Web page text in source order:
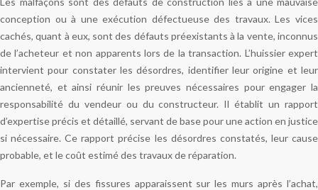
conception ou à une exécution défectueuse des travaux. Les vices
cachés, quant à eux, sont des défauts préexistants à la vente, inconnus
de l’acheteur et non apparents lors de la transaction. L’huissier expert
intervient pour constater les désordres, identifier leur origine et leur
ancienneté, et ainsi réunir les preuves nécessaires pour engager la
responsabilité du vendeur ou du constructeur. Il établit un rapport
d’expertise précis et détaillé, servant de base pour une action en justice
si nécessaire. Ce rapport précise les désordres constatés, leur cause
probable, et le coût estimé des travaux de réparation.
Par exemple, si des fissures apparaissent sur les murs après l’achat,